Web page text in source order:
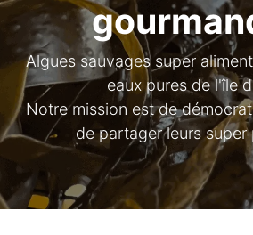
Algues sauvages super
eaux pures de l'île
Notre mission est de
de partager leurs